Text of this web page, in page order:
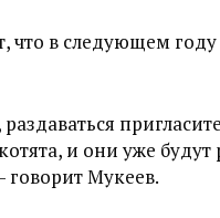
что в следующем
и они уже
Мукеев.